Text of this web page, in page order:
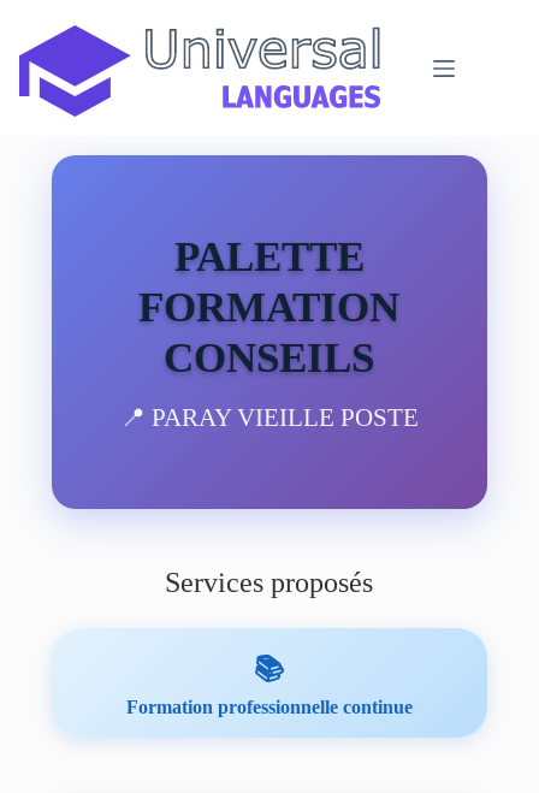
contenu
PALETTE
FORMATION
CONSEILS
📍 PARAY VIEILLE POSTE
Services proposés
📚
Formation professionnelle continue